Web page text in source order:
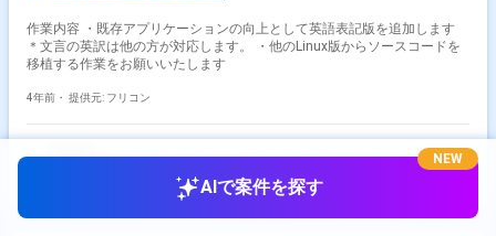
作業内容 ・既存アプリケーションの向上として英語表記版を追加します
＊文言の英訳は他の方が対応します。 ・他のLinux版からソースコードを
移植する作業をお願いいたします
4年前・ 提供元: フリコン
AIで案件を探す
NEW